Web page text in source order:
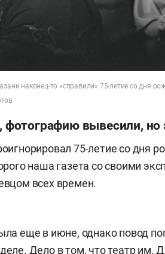
наконец-то «справили» 75-летие со дня
фотографию вывесили, но
75-летие со дня
наша газета со своими
всех времен.
еще в июне, однако повод
Дело в том, что театр им.